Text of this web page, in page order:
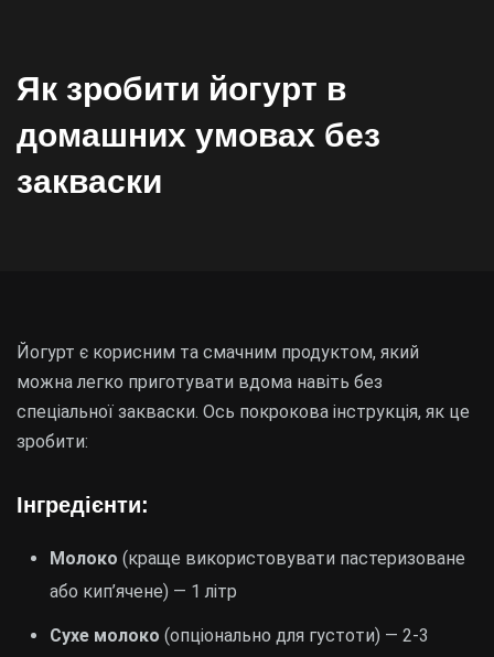
Як зробити йогурт в
домашних умовах без
закваски
Йогурт є корисним та смачним продуктом, який
можна легко приготувати вдома навіть без
спеціальної закваски. Ось покрокова інструкція, як це
зробити:
Інгредієнти:
Молоко (краще використовувати пастеризоване
або кип’ячене) — 1 літр
Сухе молоко (опціонально для густоти) — 2-3